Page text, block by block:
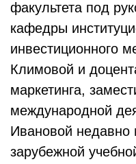
факультета под
кафедры
инвестиционного
Климовой и
маркетинга,
международной
Ивановой недавно
зарубежной